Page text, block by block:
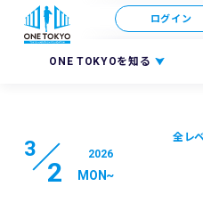
ONE TOKYOを知る
ログイン
3
2
2026
MON~
全レ